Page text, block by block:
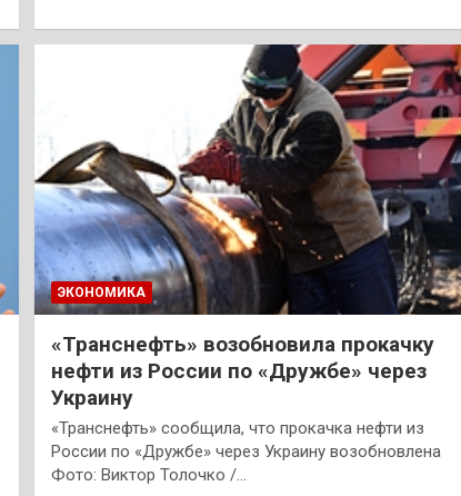
ЭКОНОМИКА
«Транснефть» возобновила прокачку
нефти из России по «Дружбе» через
Украину
«Транснефть» сообщила, что прокачка нефти из
России по «Дружбе» через Украину возобновлена
Фото: Виктор Толочко /…